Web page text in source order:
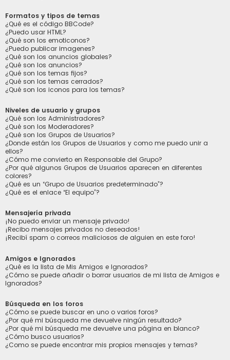
Formatos y tipos de temas
¿Qué es el código BBCode?
¿Puedo usar HTML?
¿Qué son los emoticonos?
¿Puedo publicar imagenes?
¿Qué son los anuncios globales?
¿Qué son los anuncios?
¿Qué son los temas fijos?
¿Qué son los temas cerrados?
¿Qué son los iconos para los temas?
Niveles de usuario y grupos
¿Qué son los Administradores?
¿Qué son los Moderadores?
¿Qué son los Grupos de Usuarios?
¿Donde están los Grupos de Usuarios y como me puedo unir a
ellos?
¿Cómo me convierto en Responsable del Grupo?
¿Por qué algunos Grupos de Usuarios aparecen en diferentes
colores?
¿Qué es un “Grupo de Usuarios predeterminado”?
¿Qué es el enlace “El equipo”?
Mensajería privada
¡No puedo enviar un mensaje privado!
¡Recibo mensajes privados no deseados!
¡Recibí spam o correos maliciosos de alguien en este foro!
Amigos e Ignorados
¿Qué es la lista de Mis Amigos e Ignorados?
¿Cómo se puede añadir o borrar usuarios de mi lista de Amigos e
Ignorados?
Búsqueda en los foros
¿Cómo se puede buscar en uno o varios foros?
¿Por qué mi búsqueda me devuelve ningún resultado?
¿Por qué mi búsqueda me devuelve una página en blanco?
¿Cómo busco usuarios?
¿Como se puede encontrar mis propios mensajes y temas?